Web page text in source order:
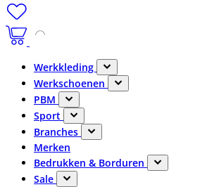
Werkkleding
Werkschoenen
PBM
Sport
Branches
Merken
Bedrukken & Borduren
Sale